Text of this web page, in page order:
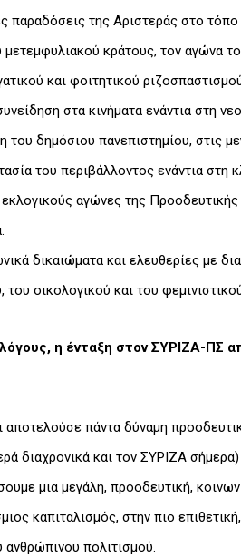
παραδόσεις της Αριστεράς στο
κράτους, τον αγώνα
και φοιτητικού
στα κινήματα ενάντια στη
δημόσιου πανεπιστημίου, στις
του περιβάλλοντος ενάντια στη
αγώνες της
δικαιώματα και ελευθερίες με
του οικολογικού και του
η ένταξη στον ΣΥΡΙΖΑ-ΠΣ
αποτελούσε πάντα δύναμη
διαχρονικά και τον ΣΥΡΙΖΑ
μια μεγάλη, προοδευτική,
καπιταλισμός, στην πιο
πολιτισμού.